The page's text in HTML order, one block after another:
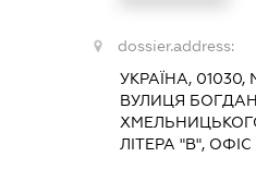
dossier.address:
УКРАЇНА, 01030,
ВУЛИЦЯ
ЛІТЕРА "В", ОФІС